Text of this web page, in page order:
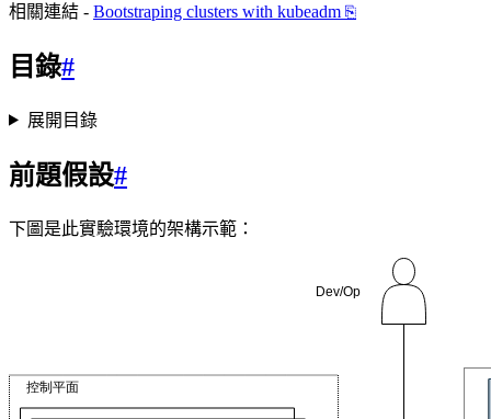
相關連結 - Bootstraping clusters with kubeadm ⎘
目錄#
展開目錄
前題假設#
下圖是此實驗環境的架構示範：